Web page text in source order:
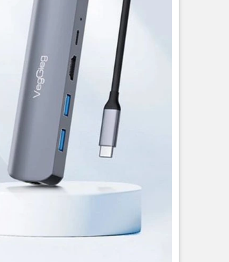
C 5 trong 1 VegGieg V-TC05R là sự lựa chọn
giải pháp đa chức năng và tiện ích trong kết nối
5 trong 1 VegGieg V-TC05R, bạn có tất cả
bị nhỏ gọn và sang trọng, đồng thời mang lại trải
dùng.